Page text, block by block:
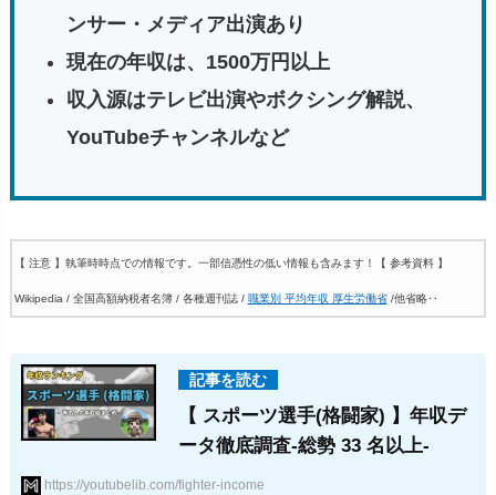
ンサー・メディア出演あり
現在の年収は、1500万円以上
収入源はテレビ出演やボクシング解説、
YouTubeチャンネルなど
【 注意 】執筆時時点での情報です。一部信憑性の低い情報も含みます！ 【 参考資料 】
Wikipedia / 全国高額納税者名簿 / 各種週刊誌 / 職業別 平均年収 厚生労働省/他省略‥
【 スポーツ選手(格闘家) 】年収デ
ータ徹底調査-総勢 33 名以上-
https://youtubelib.com/fighter-income